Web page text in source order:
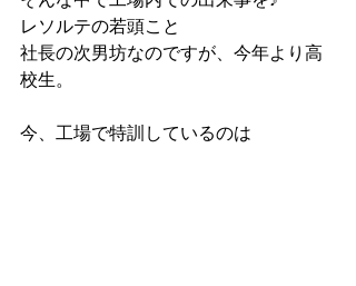
レソルテの若頭こと
社長の次男坊なのですが、今年より高
校生。
今、工場で特訓しているのは